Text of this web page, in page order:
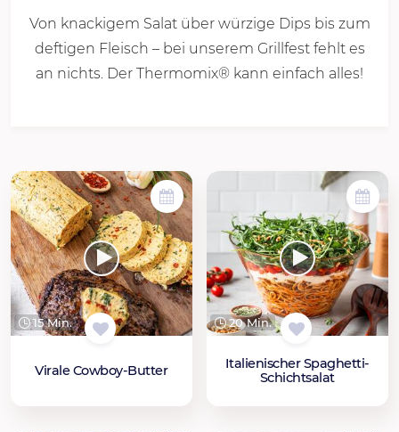
Von knackigem Salat über würzige Dips bis zum
deftigen Fleisch – bei unserem Grillfest fehlt es
an nichts. Der Thermomix® kann einfach alles!
15 Min.
Virale Cowboy-Butter
20 Min.
Italienischer Spaghetti-
Schichtsalat